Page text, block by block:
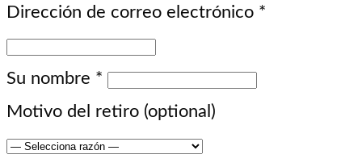
Dirección de correo electrónico *
Su nombre *
Motivo del retiro (optional)